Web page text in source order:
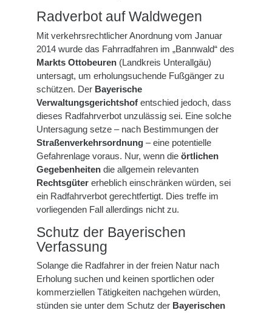
Radverbot auf Waldwegen
Mit verkehrsrechtlicher Anordnung vom Januar
2014 wurde das Fahrradfahren im „Bannwald“ des
Markts Ottobeuren (Landkreis Unterallgäu)
untersagt, um erholungsuchende Fußgänger zu
schützen. Der Bayerische
Verwaltungsgerichtshof entschied jedoch, dass
dieses Radfahrverbot unzulässig sei. Eine solche
Untersagung setze – nach Bestimmungen der
Straßenverkehrsordnung – eine potentielle
Gefahrenlage voraus. Nur, wenn die örtlichen
Gegebenheiten die allgemein relevanten
Rechtsgüter erheblich einschränken würden, sei
ein Radfahrverbot gerechtfertigt. Dies treffe im
vorliegenden Fall allerdings nicht zu.
Schutz der Bayerischen
Verfassung
Solange die Radfahrer in der freien Natur nach
Erholung suchen und keinen sportlichen oder
kommerziellen Tätigkeiten nachgehen würden,
stünden sie unter dem Schutz der Bayerischen